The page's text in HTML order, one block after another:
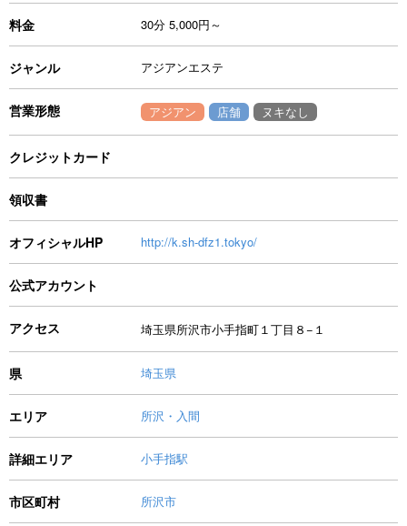
料金 30分 5,000円～
ジャンル アジアンエステ
営業形態 アジアン 店舗 ヌキなし
クレジットカード
領収書
オフィシャルHP http://k.sh-dfz1.tokyo/
公式アカウント
アクセス 埼玉県所沢市小手指町１丁目８−１
県 埼玉県
エリア 所沢・入間
詳細エリア 小手指駅
市区町村 所沢市